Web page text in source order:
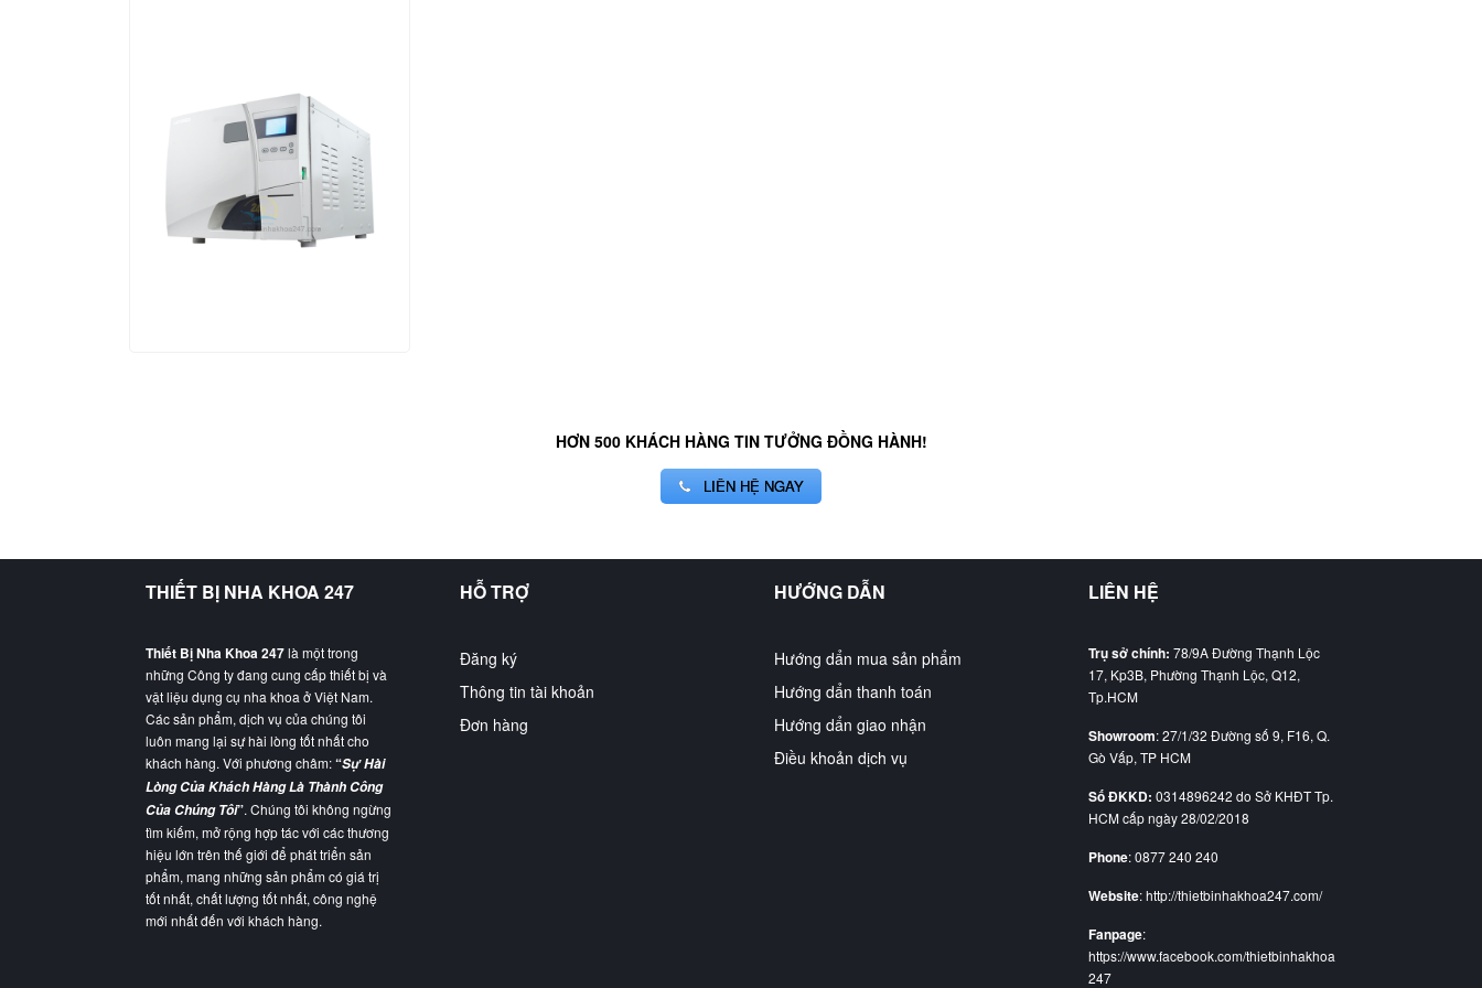
HƠN 500 KHÁCH HÀNG TIN TƯỞNG ĐỒNG HÀNH!
LIÊN HỆ NGAY
THIẾT BỊ NHA KHOA 247
Thiết Bị Nha Khoa 247là một trong
những Công ty đang cung cấp thiết bị và
vật liệu dụng cụ nha khoa ở Việt Nam.
Các sản phẩm, dịch vụ của chúng tôi
luôn mang lại sự hài lòng tốt nhất cho
khách hàng. Với phương châm:“Sự Hài
Lòng Của Khách Hàng Là Thành Công
Của Chúng Tôi”. Chúng tôi không ngừng
tìm kiếm, mở rộng hợp tác với các thương
hiệu lớn trên thế giới để phát triển sản
phẩm, mang những sản phẩm có giá trị
tốt nhất, chất lượng tốt nhất, công nghệ
mới nhất đến với khách hàng.
HỖ TRỢ
Đăng ký
Thông tin tài khoản
Đơn hàng
HƯỚNG DẪN
Hướng dẩn mua sản phẩm
Hướng dẩn thanh toán
Hướng dẩn giao nhận
Điều khoản dịch vụ
LIÊN HỆ
Trụ sở chính: 78/9A Đường Thạnh Lộc
17, Kp3B, Phường Thạnh Lộc, Q12,
Tp.HCM
Showroom: 27/1/32 Đường số 9, F16, Q.
Gò Vấp, TP HCM
Số ĐKKD: 0314896242 do Sở KHĐT Tp.
HCM cấp ngày 28/02/2018
Phone: 0877 240 240
Website: http://thietbinhakhoa247.com/
Fanpage:
https://www.facebook.com/thietbinhakhoa
247